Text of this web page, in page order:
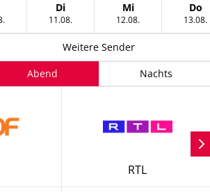
10 AugustDienstag, 11 August
Di
11.08. Mittwoch, 12
Mi
12.08.
Do
13.08.
Weitere Sender
Abend Nachts
RTL